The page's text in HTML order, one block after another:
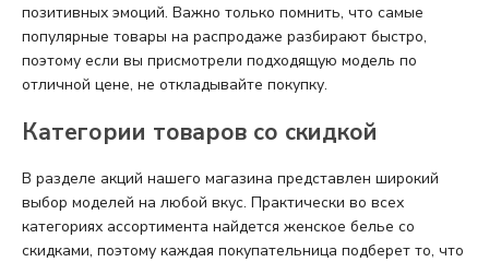
позитивных эмоций. Важно только помнить, что самые
популярные товары на распродаже разбирают быстро,
поэтому если вы присмотрели подходящую модель по
отличной цене, не откладывайте покупку.
Категории товаров со скидкой
В разделе акций нашего магазина представлен широкий
выбор моделей на любой вкус. Практически во всех
категориях ассортимента найдется женское белье со
скидками, поэтому каждая покупательница подберет то, что